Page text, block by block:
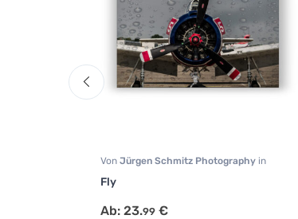
Von Jürgen Schmitz Photography in
Fotografie
Fly
Ab: 23.99 €